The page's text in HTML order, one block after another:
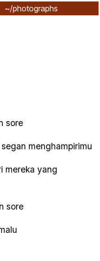
~/photographs
sore
menghampirimu
mereka yang
sore